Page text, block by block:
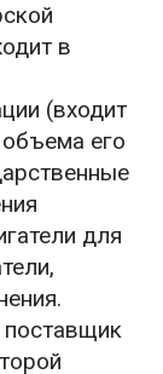
в
(входит
его
для